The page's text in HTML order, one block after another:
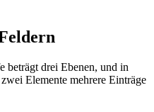
beträgt drei Ebenen, und in
Elemente mehrere Einträge